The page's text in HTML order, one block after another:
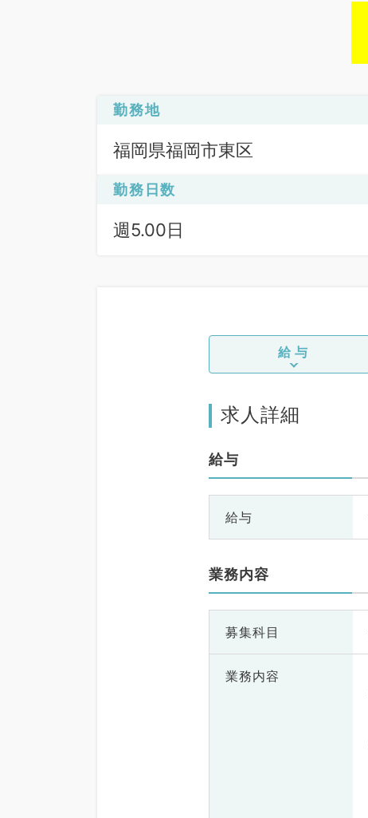
勤務地
福岡県福岡市東区
勤務日数
週5.00日
給与
求人詳細
給与
給与
業務内容
募集科目
業務内容